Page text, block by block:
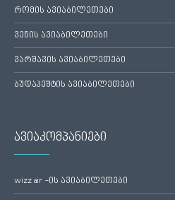
რომის ავიაბილეთები
ვენის ავიაბილეთები
ვარშავის ავიაბილეთები
ბუდაპეშტის ავიაბილეთები
ავიაკომპანიები
wizz air -ის ავიაბილეთები